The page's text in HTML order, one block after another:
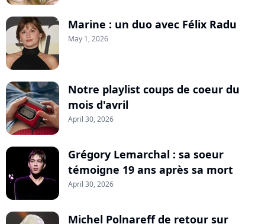
Marine : un duo avec Félix Radu
May 1, 2026
Notre playlist coups de coeur du
mois d'avril
April 30, 2026
Grégory Lemarchal : sa soeur
témoigne 19 ans après sa mort
April 30, 2026
Michel Polnareff de retour sur